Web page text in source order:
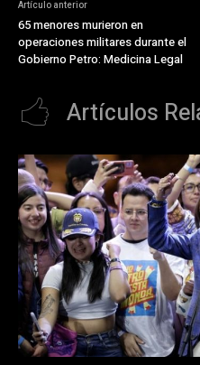
Artículo anterior
65 menores murieron en
operaciones militares durante el
Gobierno Petro: Medicina Legal
Artículos